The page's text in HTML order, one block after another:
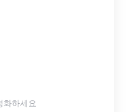
화하세요